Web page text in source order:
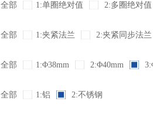
全部 1:单圈绝对值 2:多圈绝对值
全部 1:夹紧法兰 2:夹紧同步法兰
全部 1:Φ38mm 2:Φ40mm
全部 1:铝 2:不锈钢